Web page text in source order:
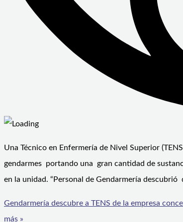
Una Técnico en Enfermería de Nivel Superior
gendarmes portando una gran cantidad de
en la unidad. “Personal de Gendarmería
Gendarmería descubre a TENS de la empresa
más »